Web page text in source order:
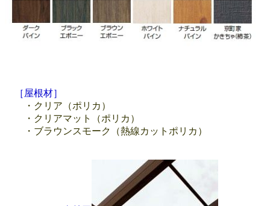
［屋根材］
・クリア（ポリカ）
・クリアマット（ポリカ）
・ブラウンスモーク（熱線カットポリカ）